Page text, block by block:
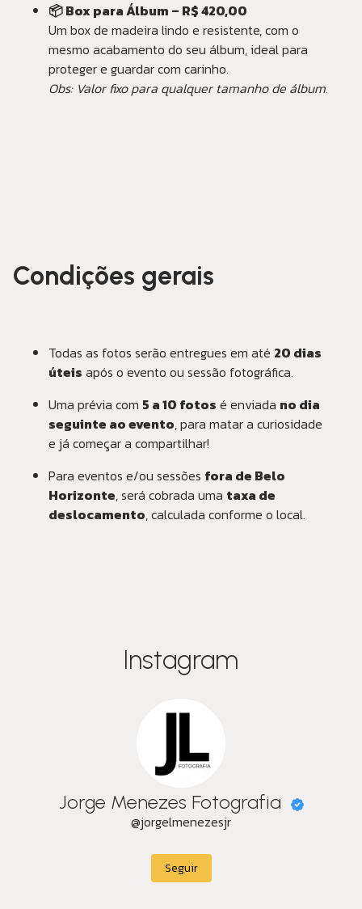
📦 Box para Álbum – R$ 420,00
Um box de madeira lindo e resistente, com o
mesmo acabamento do seu álbum, ideal para
proteger e guardar com carinho.
Obs: Valor fixo para qualquer tamanho de álbum.
Condições gerais
Todas as fotos serão entregues em até 20 dias
úteis após o evento ou sessão fotográfica.
Uma prévia com 5 a 10 fotos é enviada no dia
seguinte ao evento, para matar a curiosidade
e já começar a compartilhar!
Para eventos e/ou sessões fora de Belo
Horizonte, será cobrada uma taxa de
deslocamento, calculada conforme o local.
Instagram
Jorge Menezes Fotografia
@jorgelmenezesjr
Seguir